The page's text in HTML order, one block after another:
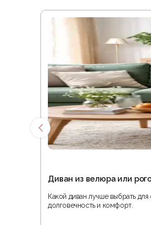
Диван из велюра или
Какой диван лучше выбрать
долговечность и комфорт.